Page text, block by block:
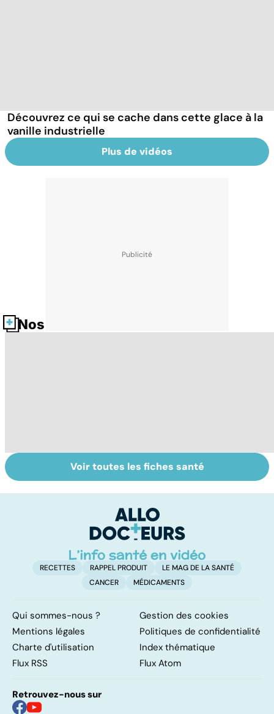
Découvrez ce qui se cache dans cette glace à la
vanille industrielle
Plus de vidéos
Nos fiches santé
Le TDAH, un
trouble de
hyperactivité
Accident
vasculaire
également
touché
Voir toutes les fiches santé
RECETTES RAPPEL PRODUIT
LE MAG DE LA SANTÉ
CANCER
MÉDICAMENTS
Qui sommes-nous ?
Gestion des cookies
Mentions légales
Politiques de confidentialité
Charte d'utilisation
Index thématique
Flux RSS
Flux Atom
Retrouvez-nous sur